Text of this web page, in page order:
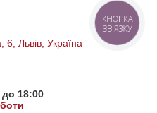
Львів, Україна
до 18:00
КНОПКА
ЗВ'ЯЗКУ